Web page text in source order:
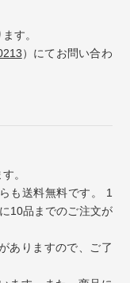
す。
）にてお問い合わ
。
も送料無料です。 1
10品までのご注文が
ありますので、ご了